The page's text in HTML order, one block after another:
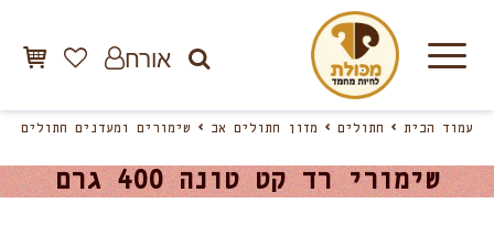
אורח
עמוד הבית חתולים מזון חתולים אב שימורים ומעדנים חתולים
שימורי רד קט טונה 400 גרם